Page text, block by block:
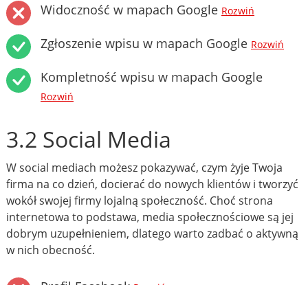
Widoczność w mapach Google Rozwiń
Zgłoszenie wpisu w mapach Google Rozwiń
Kompletność wpisu w mapach Google
Rozwiń
3.2 Social Media
W social mediach możesz pokazywać, czym żyje Twoja
firma na co dzień, docierać do nowych klientów i tworzyć
wokół swojej firmy lojalną społeczność. Choć strona
internetowa to podstawa, media społecznościowe są jej
dobrym uzupełnieniem, dlatego warto zadbać o aktywną
w nich obecność.